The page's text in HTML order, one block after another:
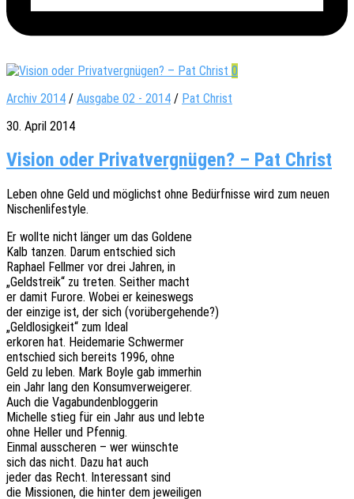
0
Archiv 2014 / Ausgabe 02 - 2014 / Pat Christ
30. April 2014
Vision oder Privatvergnügen? – Pat Christ
Leben ohne Geld und möglichst ohne Bedürf­nis­se wird zum neuen
Nischenlifestyle.
Er wollte nicht länger um das Goldene
Kalb tanzen. Darum entschied sich
Rapha­el Fell­mer vor drei Jahren, in
„Geld­streik“ zu treten. Seit­her macht
er damit Furore. Wobei er keineswegs
der einzi­ge ist, der sich (vorüber­ge­hen­de?)
„Geld­lo­sig­keit“ zum Ideal
erko­ren hat. Heide­ma­rie Schwermer
entschied sich bereits 1996, ohne
Geld zu leben. Mark Boyle gab immerhin
ein Jahr lang den Konsumverweigerer.
Auch die Vagabundenbloggerin
Michel­le stieg für ein Jahr aus und lebte
ohne Heller und Pfennig.
Einmal aussche­ren – wer wünschte
sich das nicht. Dazu hat auch
jeder das Recht. Inter­es­sant sind
die Missio­nen, die hinter dem jeweiligen